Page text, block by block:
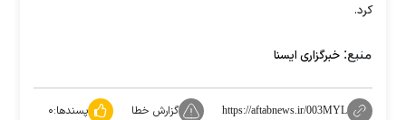
کرد.
منبع: خبرگزاری ایسنا
https://aftabnews.ir/003MYL گزارش خطا پسندها:۰